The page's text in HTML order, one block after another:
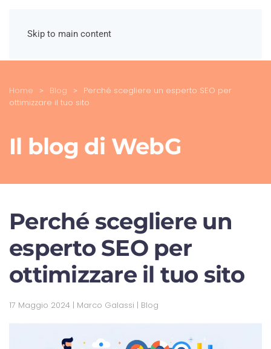
Skip to main content
Home Blog
Perché scegliere un esperto SEO per
ottimizzare il tuo sito
Il blog di WebG
Perché scegliere un
esperto SEO per
ottimizzare il tuo sito
17 Maggio 2024 | Marco Galassi | Blog